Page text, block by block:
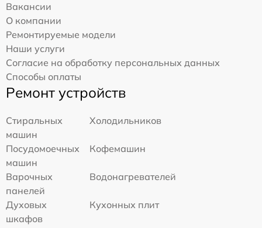
Вакансии
О компании
Ремонтируемые модели
Наши услуги
Согласие на обработку персональных данных
Способы оплаты
Ремонт устройств
Стиральных
машин
Холодильников
Посудомоечных
машин
Кофемашин
Варочных
панелей
Водонагревателей
Духовых
шкафов
Кухонных плит